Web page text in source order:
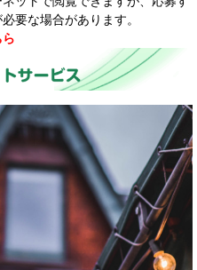
要な場合があります。